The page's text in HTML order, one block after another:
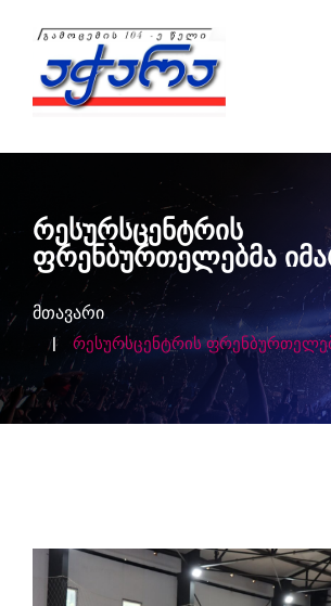
რესურსცენტრის
ფრენბურთელებმა
მთავარი
რესურსცენტრის